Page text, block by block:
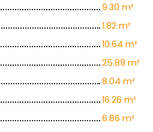
9.30 m²
1.82 m²
10.64 m²
25.89 m²
8.04 m²
16.26 m²
6.86 m²